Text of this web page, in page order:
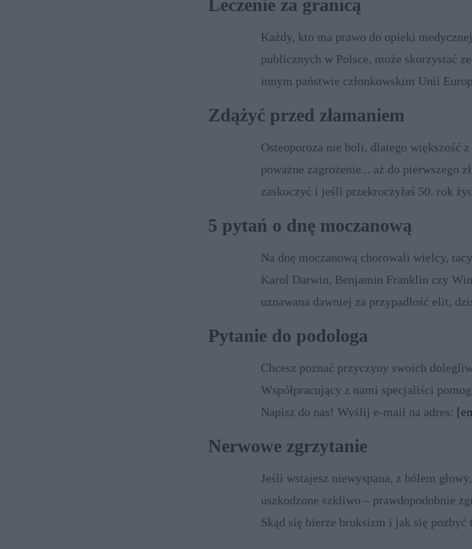
Leczenie za granicą
Każdy, kto ma prawo do opieki
publicznych w Polsce, może skorzystać
innym państwie członkowskim Unii
Zdążyć przed złamaniem
Osteoporoza nie boli, dlatego większość
poważne zagrożenie... aż do pierwszego
zaskoczyć i jeśli przekroczyłaś 50. rok
5 pytań o dnę moczanową
Na dnę moczanową chorowali wielcy,
Karol Darwin, Benjamin Franklin czy
uznawana dawniej za przypadłość elit,
społeczeństw i... wzrost dobrobytu.
Pytanie do podologa
Chcesz poznać przyczyny swoich
Współpracujący z nami specjaliści
Napisz do nas! Wyślij e-mail na adres:
Warszawa
Nerwowe zgrzytanie
Jeśli wstajesz niewyspana, z bólem
uszkodzone szkliwo – prawdopodobnie
Skąd się bierze bruksizm i jak się pozbyć